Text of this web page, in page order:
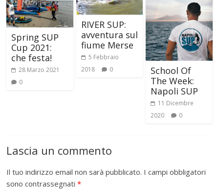
Spring SUP
Cup 2021:
che festa!
28 Marzo 2021
0
RIVER SUP:
avventura sul
fiume Merse
5 Febbraio
2018
0
School Of
The Week:
Napoli SUP
11 Dicembre
2020
0
Lascia un commento
Il tuo indirizzo email non sarà pubblicato. I campi obbligatori
sono contrassegnati*